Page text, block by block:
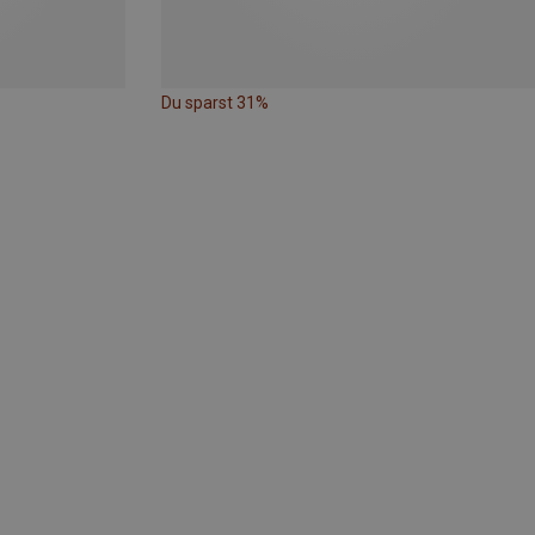
Du sparst 31%